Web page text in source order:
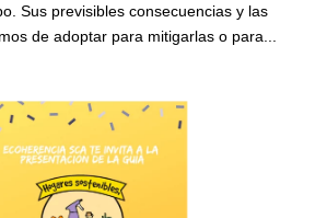
Sus previsibles consecuencias y las
de adoptar para mitigarlas o para...